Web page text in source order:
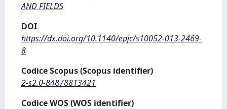
AND FIELDS
DOI
https://dx.doi.org/10.1140/epjc/s10052-013-2469-
8
Codice Scopus (Scopus identifier)
2-s2.0-84878813421
Codice WOS (WOS identifier)